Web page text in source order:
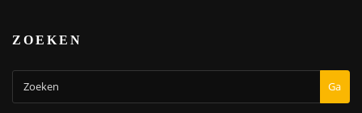
ZOEKEN
Ga